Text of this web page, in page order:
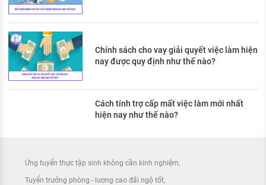
Chính sách cho vay giải quyết việc làm hiện
nay được quy định như thế nào?
Cách tính trợ cấp mất việc làm mới nhất
hiện nay như thế nào?
Ứng tuyển thực tập sinh không cần kinh nghiệm
Tuyển trưởng phòng - lương cao đãi ngộ tốt